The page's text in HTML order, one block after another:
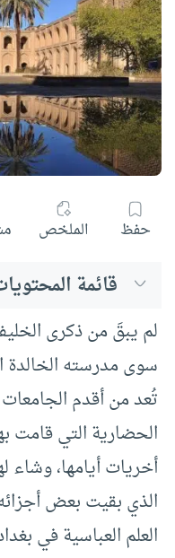
حفظ الملخص
قائمة
لم يبقَ من ذكرى
سوى مدرسته الخالدة
تُعد من أقدم
الحضارية التي قامت
أخريات أيامها، وشاء
الذي بقيت بعض
العلم العباسية في